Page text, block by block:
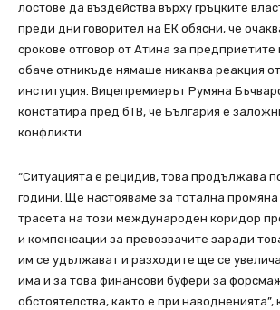
лостове да въздейства върху гръцките
преди дни говорител на ЕК обясни, че
срокове отговор от Атина за предприетите
обаче отникъде нямаше никаква реакция
институция. Вицепремиерът Румяна
констатира пред бТВ, че България е
конфликти.
“Ситуацията е рецидив, това продължава
години. Ще настояваме за тотална
трасета на този международен коридор
и компенсации за превозвачите заради
им се удължават и разходите ще се
има и за това финансови буфери за
обстоятелства, както е при наводненията”,